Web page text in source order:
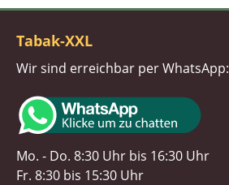
Tabak-XXL
Wir sind erreichbar per WhatsApp:
Mo. - Do. 8:30 Uhr bis 16:30 Uhr
Fr. 8:30 bis 15:30 Uhr